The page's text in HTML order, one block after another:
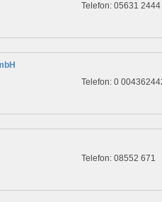
Telefon: 05631 2444
Telefon: 0
Telefon: 08552 671